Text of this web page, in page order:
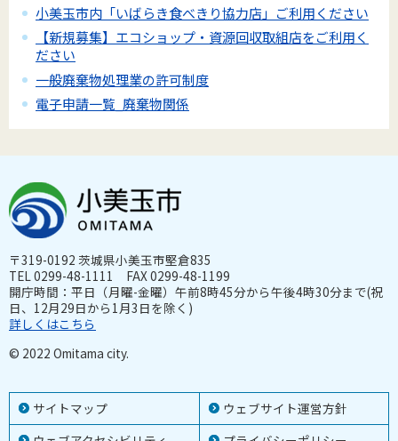
小美玉市内「いばらき食べきり協力店」ご利用ください
【新規募集】エコショップ・資源回収取組店をご利用く
ださい
一般廃棄物処理業の許可制度
電子申請一覧_廃棄物関係
サイトマップ
ウェブサイト運営方針
〒319-0192 茨城県小美玉市堅倉835
TEL 0299-48-1111 FAX 0299-48-1199
開庁時間：平日（月曜-金曜）午前8時45分から午後4時30分まで(祝
日、12月29日から1月3日を除く)
詳しくはこちら
© 2022 Omitama city.